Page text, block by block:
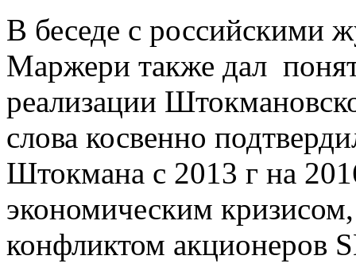
В беседе с российскими
Маржери также дал
реализации
слова косвенно
Штокмана с 2013 г на
экономическим
конфликтом акционеров